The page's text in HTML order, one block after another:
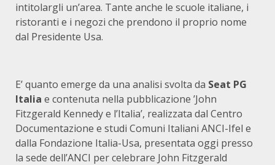
intitolargli un’area. Tante anche le scuole italiane, i
ristoranti e i negozi che prendono il proprio nome
dal Presidente Usa.
E’ quanto emerge da una analisi svolta da Seat PG
Italia e contenuta nella pubblicazione ’John
Fitzgerald Kennedy e l’Italia’, realizzata dal Centro
Documentazione e studi Comuni Italiani ANCI-Ifel e
dalla Fondazione Italia-Usa, presentata oggi presso
la sede dell’ANCI per celebrare John Fitzgerald